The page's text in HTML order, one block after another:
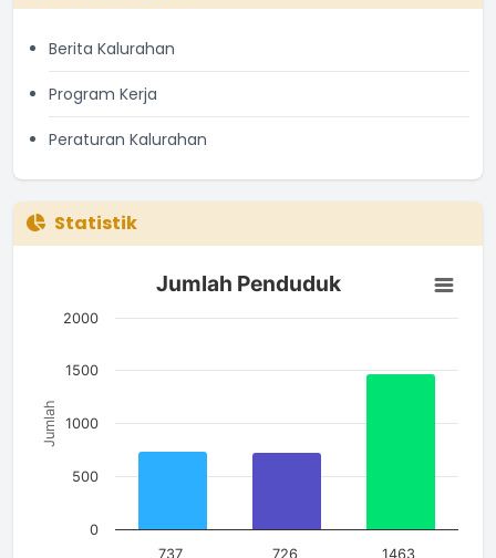
Berita Kalurahan
Program Kerja
Peraturan Kalurahan
Statistik
Jumlah Penduduk
Bar chart with 3 bars.
The chart has 1 X axis displaying categories.
Jumlah
Jumlah Penduduk
737 726 1463
0
500
1000
1500
2000